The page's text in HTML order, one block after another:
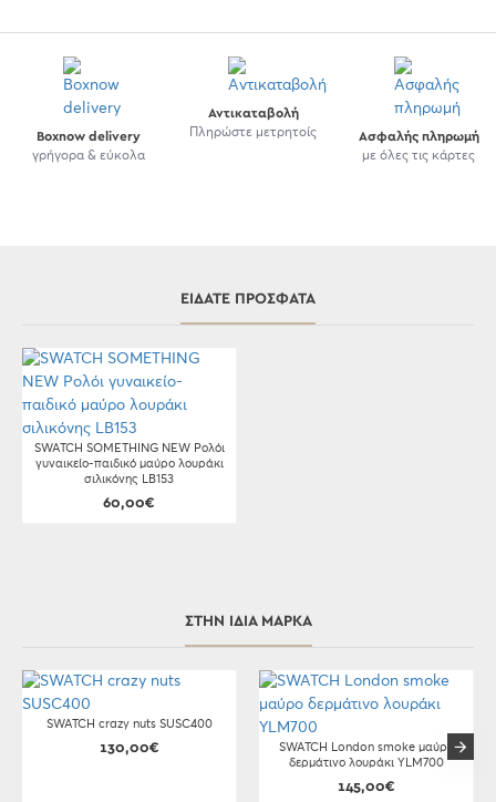
Boxnow delivery
γρήγορα & εύκολα
Αντικαταβολή
Πληρώστε μετρητοίς
Ασφαλής πληρωμή
με όλες τις κάρτες
ΕΊΔΑΤΕ ΠΡΌΣΦΑΤΑ
SWATCH SOMETHING NEW Ρολόι
γυναικείο-παιδικό μαύρο λουράκι
σιλικόνης LB153
60,00€
ΣΤΗΝ ΊΔΙΑ ΜΆΡΚΑ
SWATCH crazy nuts SUSC400
130,00€
SWATCH London smoke μαύρο
δερμάτινο λουράκι YLM700
145,00€